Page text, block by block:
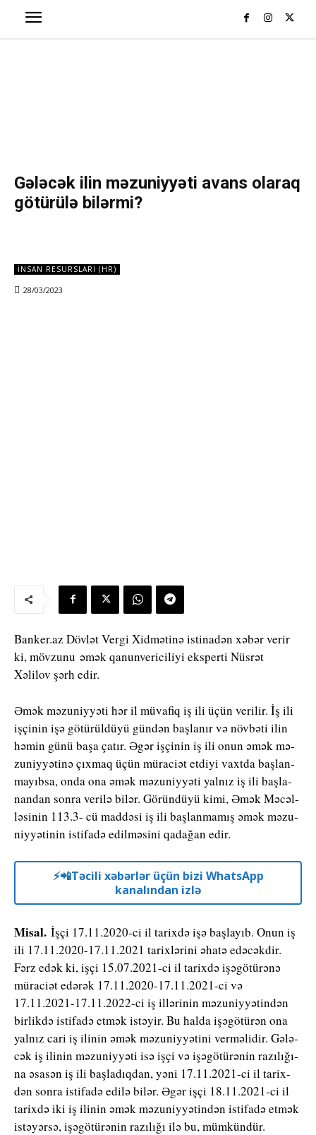
Gə­lə­cək ilin mə­zu­niy­yə­ti avans ola­raq
gö­tü­rü­lə bi­­lər­­mi­­?
İNSAN RESURSLARI (HR)
28/03/2023
Banker.az Dövlət Vergi Xidmətinə istinadən xəbər verir
ki, mövzunu əmək qanunvericiliyi eksperti Nüsrət
Xəlilov şərh edir.
Əmək mə­zu­niy­yə­ti hər il mü­va­fiq iş ili üçün ve­ri­lir. İş ili
iş­çi­nin işə gö­tü­rül­dü­yü gün­dən baş­la­nır və növ­bə­ti ilin
hə­min gü­nü ba­şa ça­tır. Əgər iş­çi­nin iş ili onun əmək mə­
zu­niy­yə­ti­nə çıx­maq üçün mü­ra­ci­ət et­di­yi vaxt­da baş­lan­
ma­yıb­sa, on­da ona əmək mə­zu­niy­yə­ti yal­nız iş ili baş­la­
nan­dan son­ra ve­ri­lə bi­lər. Gö­rün­dü­yü ki­mi, Əmək Mə­cəl­
lə­si­nin 113.3- cü maddəsi iş ili baş­lan­ma­mış əmək mə­zu­
niy­yə­ti­nin isti­fa­də edil­mə­si­ni qa­da­ğan edir.
⚡️📲Təcili xəbərlər üçün bizi WhatsApp
kanalından izlə
Misal. İş­çi 17.11.2020-ci il ta­rix­də işə baş­layıb. Onun iş
ili 17.11.2020-17.11.2021 ta­rix­lə­rini əhatə edə­cək­dir.
Fərz edək ki, iş­çi 15.07.2021-ci il ta­rix­də işə­gö­tü­rə­nə
mü­ra­ci­ət edə­rək 17.11.2020-17.11.2021-ci və
17.11.2021-17.11.2022-ci iş il­lə­ri­nin mə­zu­niy­yə­tin­dən
bir­lik­də is­ti­fa­də et­mək is­tə­yir. Bu hal­da işə­gö­tü­rən ona
yal­nız ca­ri iş ili­nin əmək mə­zu­niy­yə­ti­ni ver­mə­lidir. Gə­lə­
cək iş ili­nin mə­zu­niy­yə­ti isə iş­çi və işə­gö­tü­rə­nin ra­zı­lı­ğı­
na əsa­sən iş ili baş­la­dıq­dan, yəni 17.11.2021-ci il ta­rix­
dən son­ra is­ti­fa­də edi­lə bi­lər. Əgər iş­çi 18.11.2021-ci il
tarixdə iki iş ili­nin əmək mə­zu­niy­yə­tin­dən is­ti­fa­də et­mək
is­tə­yər­sə, işə­gö­tü­rə­nin razı­lı­ğı ilə bu, müm­kün­dür.